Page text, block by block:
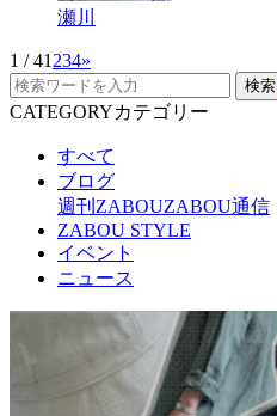
瀬川
1 / 41 234»
検索
CATEGORYカテゴリー
すべて
ブログ
週刊ZABOUZABOU通信
ZABOU STYLE
イベント
ニュース